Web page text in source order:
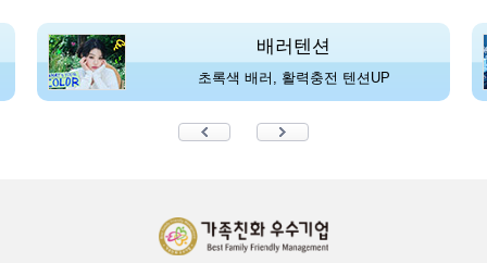
배러텐션
초록색 배러, 활력충전 텐션UP